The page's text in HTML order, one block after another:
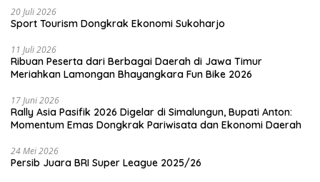
20 Juli 2026
Sport Tourism Dongkrak Ekonomi Sukoharjo
11 Juli 2026
Ribuan Peserta dari Berbagai Daerah di Jawa Timur
Meriahkan Lamongan Bhayangkara Fun Bike 2026
17 Juni 2026
Rally Asia Pasifik 2026 Digelar di Simalungun, Bupati Anton:
Momentum Emas Dongkrak Pariwisata dan Ekonomi Daerah
24 Mei 2026
Persib Juara BRI Super League 2025/26